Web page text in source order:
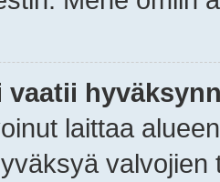
vaatii
laittaa